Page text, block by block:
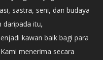
sastra, seni, dan budaya
daripada itu,
kawan baik bagi para
menerima secara